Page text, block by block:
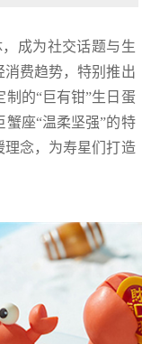
成为社交话题与生
消费趋势，特别推出
的“巨有钳”生日蛋
座“温柔坚强”的特
理念，为寿星们打造